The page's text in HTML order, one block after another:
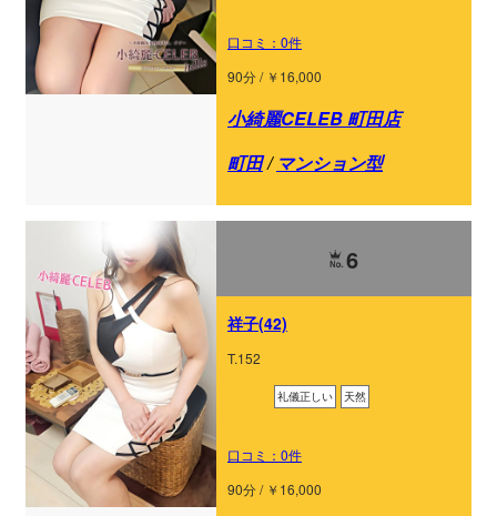
口コミ：0件
90分 / ￥16,000
小綺麗CELEB 町田店
町田/ マンション型
6
祥子(42)
T.152
礼儀正しい 天然
口コミ：0件
90分 / ￥16,000